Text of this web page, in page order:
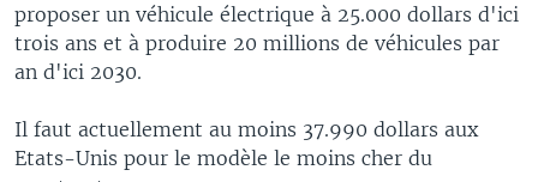
proposer un véhicule électrique à 25.000 dollars d'ici
trois ans et à produire 20 millions de véhicules par
an d'ici 2030.
Il faut actuellement au moins 37.990 dollars aux
Etats-Unis pour le modèle le moins cher du